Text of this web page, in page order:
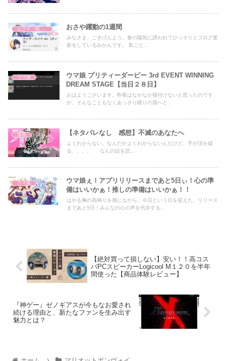
おさや躍動の1週間
みなさま、ごきげんよう。春の陽気に誘われてひっそりとブログ更
新をしているみかんです。 私ごと...
ウマ娘
ウマ娘 プリティーダービー 3rd EVENT WINNING
DREAM STAGE【当日２８日】
おはようございます。昨夜はなかなか寝付けないと思ったのです
が、そんなこともなくあっさり眠りの淵へと...
漫画 【ネタバレなし 感想】不滅のあなたへ
よくわからない。なんだかよくわからないんだけど、手が項を繰
る、、、。 なんの話を読...
ウマ娘
ウマ娘ぇ！アプリリリースまであと5日ぃ！心の準
備はいいかぁ！推しの準備はいいかぁ！！
はやる胸の高鳴りを感じながら、今日という日を迎えた。リリース
まであと5日！みんなの心の声を代弁する...
【絶対買って損しない】安い！！高コス
パPCスピーカーLogicool M１２０を半年
間使った【商品体験レビュー】
『神ゲー』ゼノギアスが今もなお愛され
続ける理由と、新たなファンを生み出す
魅力とは？